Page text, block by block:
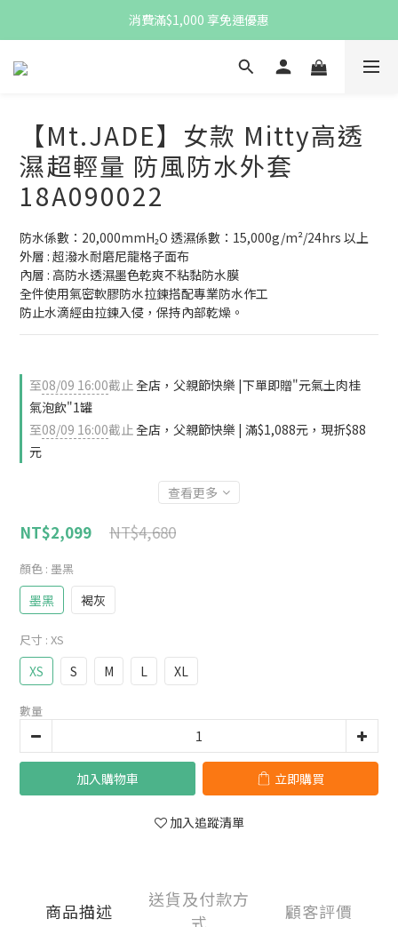
註冊新會員，即贈$100購物金
消費滿$1,000 享免運優惠
註冊新會員，即贈$100購物金
【Mt.JADE】女款 Mitty高透
濕超輕量 防風防水外套
18A090022
防水係數：20,000mmH₂O 透濕係數：15,000g/m²/24hrs 以上
外層 : 超潑水耐磨尼龍格子面布
內層 : 高防水透濕墨色乾爽不粘黏防水膜
全件使用氣密軟膠防水拉鍊搭配專業防水作工
防止水滴經由拉鍊入侵，保持內部乾燥。
至08/09 16:00截止全店，父親節快樂 |下單即贈"元氣土肉桂
氣泡飲"1罐
至08/09 16:00截止全店，父親節快樂 | 滿$1,088元，現折$88
元
查看更多
NT$4,680
NT$2,099
顏色 : 墨黑
墨黑 褐灰
尺寸 : XS
XS S M L XL
數量
加入購物車 立即購買
加入追蹤清單
商品描述
送貨及付款方
顧客評價